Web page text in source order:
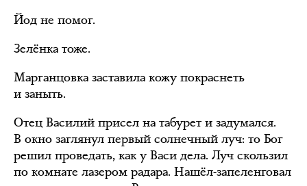
Йод не помог.
Зелёнка тоже.
Марганцовка заставила кожу покраснеть
и заныть.
Отец Василий присел на табурет и задумался.
В окно заглянул первый солнечный луч: то Бог
решил проведать, как у Васи дела. Луч скользил
по комнате лазером радара. Нашёл-запеленговал